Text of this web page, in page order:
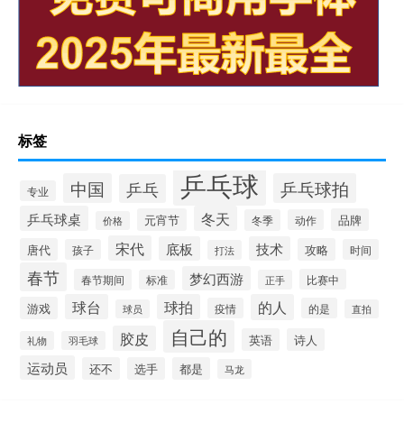
标签
专业 中国 乒乓 乒乓球 乒乓球拍
乒乓球桌 价格 元宵节 冬天 冬季 动作
品牌
唐代
孩子 宋代 底板 打法 技术 攻略 时间
春节 春节期间 标准 梦幻西游 正手 比赛中
游戏 球台 球员 球拍 疫情 的人 的是 直拍
礼物 羽毛球 胶皮 自己的 英语 诗人
运动员 还不 选手 都是 马龙